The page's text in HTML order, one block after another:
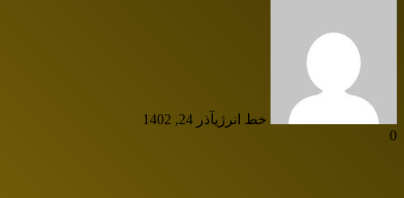
خط انرژیآذر 24, 1402
0